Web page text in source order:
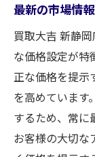
最新の市場情
買取大吉 新静
な価格設定が特
正な価格を提示
を高めています
するため、常に
お客様の大切な